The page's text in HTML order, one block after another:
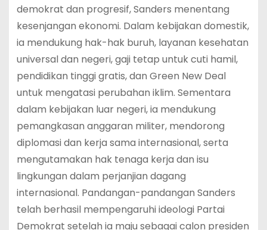
demokrat dan progresif, Sanders menentang
kesenjangan ekonomi. Dalam kebijakan domestik,
ia mendukung hak-hak buruh, layanan kesehatan
universal dan negeri, gaji tetap untuk cuti hamil,
pendidikan tinggi gratis, dan Green New Deal
untuk mengatasi perubahan iklim. Sementara
dalam kebijakan luar negeri, ia mendukung
pemangkasan anggaran militer, mendorong
diplomasi dan kerja sama internasional, serta
mengutamakan hak tenaga kerja dan isu
lingkungan dalam perjanjian dagang
internasional. Pandangan-pandangan Sanders
telah berhasil mempengaruhi ideologi Partai
Demokrat setelah ia maju sebagai calon presiden